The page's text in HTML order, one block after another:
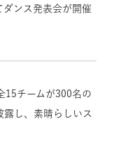
ンス発表会が開催
15チームが300名の
露し、素晴らしいス